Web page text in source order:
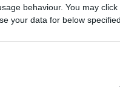
behaviour. You may
your data for below